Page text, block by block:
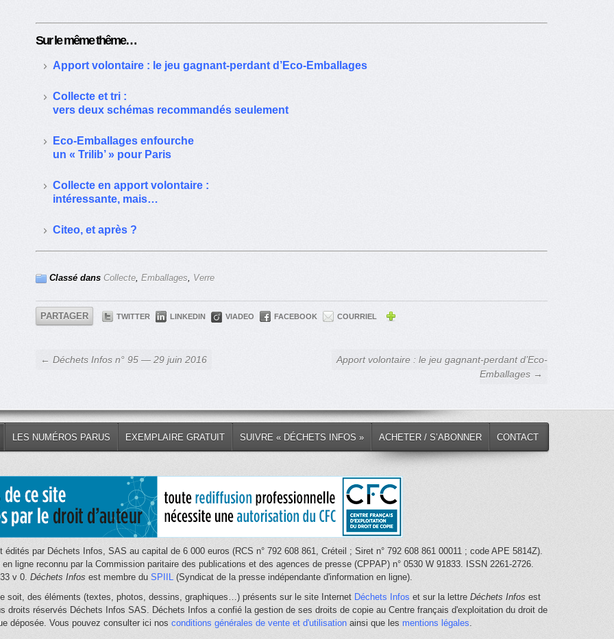
Sur le même thême…
Apport volontaire : le jeu gagnant-perdant d’Eco-Emballages
Collecte et tri :
vers deux schémas recommandés seulement
Eco-Emballages enfourche
un « Trilib’ » pour Paris
Collecte en apport volontaire :
intéressante, mais…
Citeo, et après ?
Classé dans Collecte, Emballages Verre
PARTAGER TWITTER LINKEDIN VIADEO FACEBOOK COURRIEL
← Déchets Infos n° 95 — 29 juin 2016
Apport volontaire : le jeu gagnant-perdant d’Eco-
Emballages →
LES NUMÉROS PARUS EXEMPLAIRE GRATUIT SUIVRE « DÉCHETS INFOS » ACHETER / S’ABONNER CONTACT
édités par Déchets Infos, SAS au capital de 6 000 euros (RCS n° 792 608 861, Créteil ; Siret n° 792 608 861 00011 ; code APE 5814Z).
en ligne reconnu par la Commission paritaire des publications et des agences de presse (CPPAP) n° 0530 W 91833. ISSN 2261-2726.
v 0. Déchets Infos est membre du SPIIL (Syndicat de la presse indépendante d'information en ligne).
soit, des éléments (textes, photos, dessins, graphiques…) présents sur le site Internet Déchets Infos et sur la lettre Déchets Infos est
droits réservés Déchets Infos SAS. Déchets Infos a confié la gestion de ses droits de copie au Centre français d'exploitation du droit de
déposée. Vous pouvez consulter ici nos conditions générales de vente et d'utilisation ainsi que les mentions légales